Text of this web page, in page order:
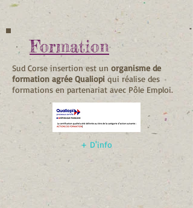
Formation
Sud Corse insertion est un organisme de
formation agrée Qualiopi qui réalise des
formations en partenariat avec Pôle Emploi.
+ D'info